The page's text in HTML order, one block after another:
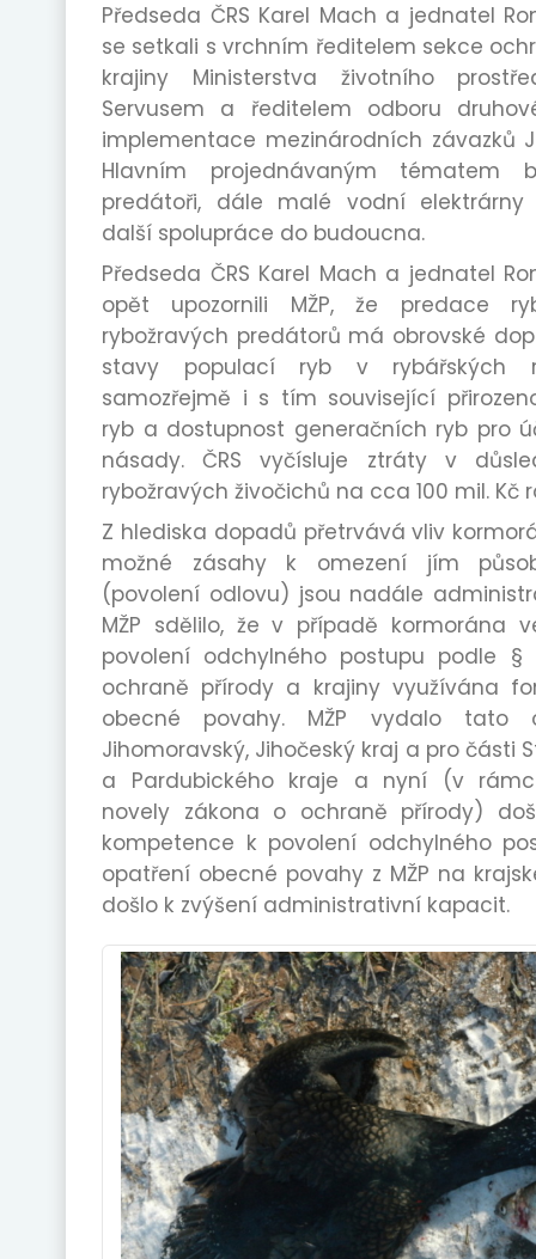
Předseda ČRS Karel Mach a jednatel
se setkali s vrchním ředitelem sekce
krajiny Ministerstva životního
Servusem a ředitelem odboru
implementace mezinárodních závazků
Hlavním projednávaným tématem
predátoři, dále malé vodní
další spolupráce do budoucna.
Předseda ČRS Karel Mach a jednatel
opět upozornili MŽP, že predace
rybožravých predátorů má obrovské
stavy populací ryb v rybářských
samozřejmě i s tím související
ryb a dostupnost generačních ryb pro
násady. ČRS vyčísluje ztráty v
rybožravých živočichů na cca 100 mil. Kč
Z hlediska dopadů přetrvává vliv
možné zásahy k omezení jím
(povolení odlovu) jsou nadále
MŽP sdělilo, že v případě kormorána
povolení odchylného postupu podle
ochraně přírody a krajiny využívána
obecné povahy. MŽP vydalo tato
Jihomoravský, Jihočeský kraj a pro části
a Pardubického kraje a nyní (v
novely zákona o ochraně přírody)
kompetence k povolení odchylného
opatření obecné povahy z MŽP na
došlo k zvýšení administrativní kapacit.